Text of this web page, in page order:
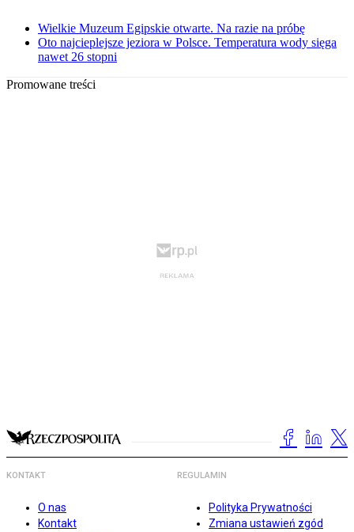
Wielkie Muzeum Egipskie otwarte. Na razie na próbę
Oto najcieplejsze jeziora w Polsce. Temperatura wody sięga
nawet 26 stopni
Promowane treści
KONTAKT
O nas
Kontakt
REGULAMIN
Polityka Prywatności
Zmiana ustawień zgód